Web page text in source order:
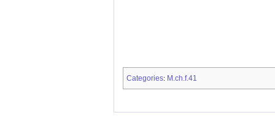
Categories: M.ch.f.41